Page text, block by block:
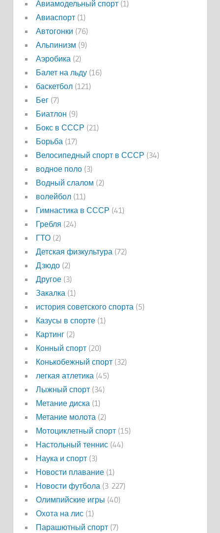
Авиамодельный спорт(1)
Авиаспорт(1)
Автогонки (76)
Альпинизм (9)
Аэробика(2)
Балет на льду(16)
баскетбол(121)
Бег(7)
Биатлон (9)
Бокс в СССР (21)
Борьба(17)
Велосипедный спорт в СССР (34)
водное поло(3)
Водный слалом (2)
волейбол(11)
Гимнастика в СССР (41)
Гребля (24)
ГТО(2)
Детская физкультура(72)
Дзюдо(2)
Другое(3)
Закалка(1)
история советского спорта(5)
Казусы в спорте(1)
Картинг(2)
Конный спорт(20)
Конькобежный спорт(32)
легкая атлетика(45)
Лыжный спорт(34)
Метание диска(1)
Метание молота(2)
Мотоциклетный спорт(15)
Настольный теннис(44)
Наука и спорт(3)
Новости плавание(1)
Новости футбола(3 227)
Олимпийские игры (40)
Охота на лис(1)
Парашютный спорт(7)